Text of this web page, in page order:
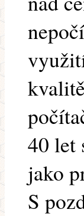
40 let
jako
S